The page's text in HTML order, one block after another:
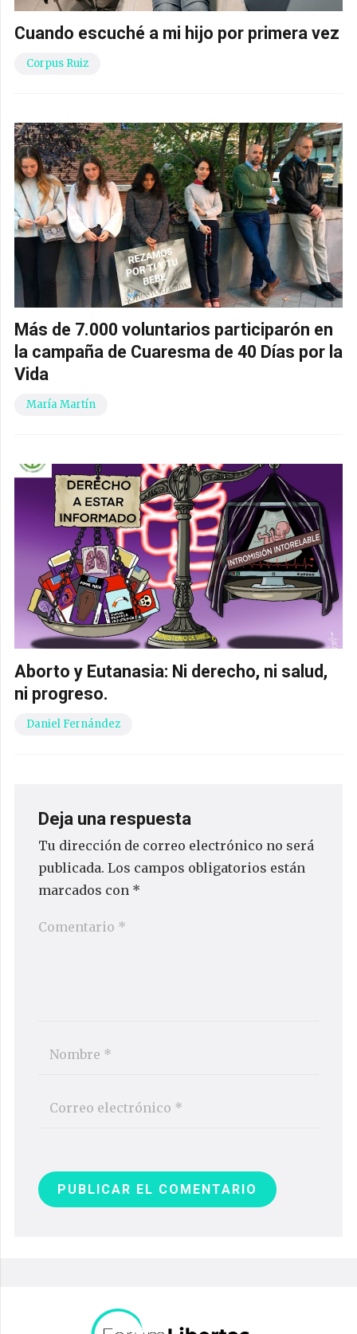
Cuando escuché a mi hijo por primera vez
Corpus Ruiz
Más de 7.000 voluntarios participarón en
la campaña de Cuaresma de 40 Días por la
Vida
María Martín
Aborto y Eutanasia: Ni derecho, ni salud,
ni progreso.
Daniel Fernández
Deja una respuesta
Tu dirección de correo electrónico no será
publicada. Los campos obligatorios están
marcados con *
PUBLICAR EL COMENTARIO